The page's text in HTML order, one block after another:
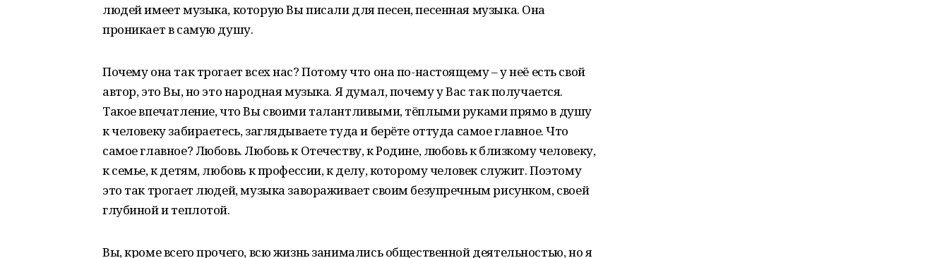
людей имеет музыка, которую Вы писали для песен, песенная музыка. Она
проникает в самую душу.
Почему она так трогает всех нас? Потому что она по-настоящему – у неё есть свой
автор, это Вы, но это народная музыка. Я думал, почему у Вас так получается.
Такое впечатление, что Вы своими талантливыми, тёплыми руками прямо в душу
к человеку забираетесь, заглядываете туда и берёте оттуда самое главное. Что
самое главное? Любовь. Любовь к Отечеству, к Родине, любовь к близкому человеку,
к семье, к детям, любовь к профессии, к делу, которому человек служит. Поэтому
это так трогает людей, музыка завораживает своим безупречным рисунком, своей
глубиной и теплотой.
Вы, кроме всего прочего, всю жизнь занимались общественной деятельностью, но я